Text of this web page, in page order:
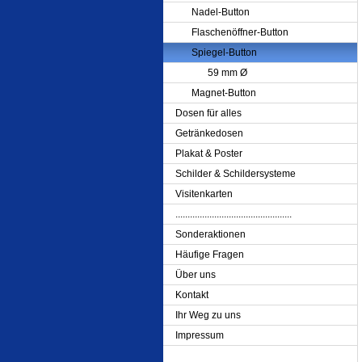
Nadel-Button
Flaschenöffner-Button
Spiegel-Button
59 mm Ø
Magnet-Button
Dosen für alles
Getränkedosen
Plakat & Poster
Schilder & Schildersysteme
Visitenkarten
................................................
Sonderaktionen
Häufige Fragen
Über uns
Kontakt
Ihr Weg zu uns
Impressum